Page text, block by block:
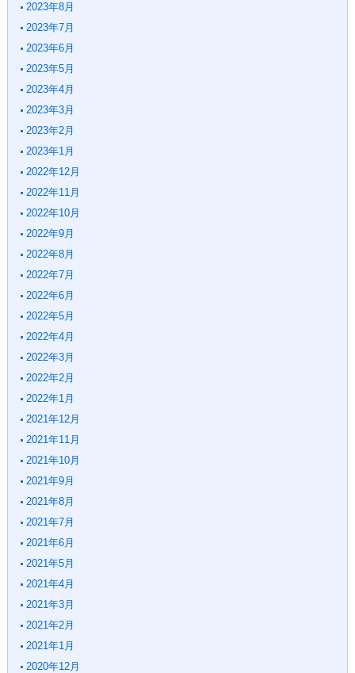
2023年8月
2023年7月
2023年6月
2023年5月
2023年4月
2023年3月
2023年2月
2023年1月
2022年12月
2022年11月
2022年10月
2022年9月
2022年8月
2022年7月
2022年6月
2022年5月
2022年4月
2022年3月
2022年2月
2022年1月
2021年12月
2021年11月
2021年10月
2021年9月
2021年8月
2021年7月
2021年6月
2021年5月
2021年4月
2021年3月
2021年2月
2021年1月
2020年12月